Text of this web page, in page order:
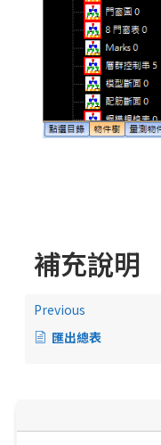
補充說明
Previous
匯出總表